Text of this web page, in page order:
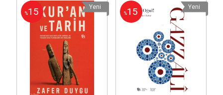
%15 Yeni
%15 Yeni